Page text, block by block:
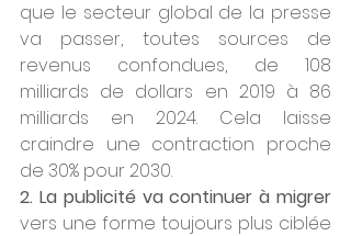
que le secteur global de la presse
va passer, toutes sources de
revenus confondues, de 108
milliards de dollars en 2019 à 86
milliards en 2024. Cela laisse
craindre une contraction proche
de 30% pour 2030.
2. La publicité va continuer à migrer
vers une forme toujours plus ciblée